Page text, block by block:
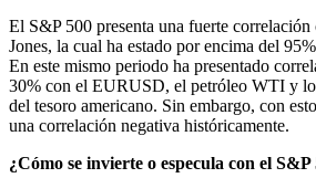
El S&P 500 presenta una fuerte
Jones, la cual ha estado por encima del
En este mismo periodo ha presentado
30% con el EURUSD, el petróleo WTI y
del tesoro americano. Sin embargo, con
una correlación negativa históricamente.
¿Cómo se invierte o especula con el S&P